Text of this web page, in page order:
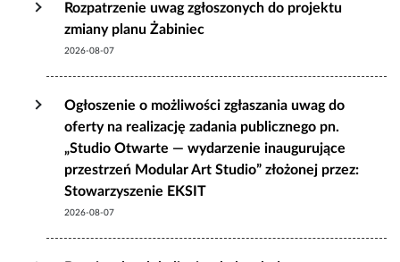
Rozpatrzenie uwag zgłoszonych do projektu
zmiany planu Żabiniec
2026-08-07
Ogłoszenie o możliwości zgłaszania uwag do
oferty na realizację zadania publicznego pn.
„Studio Otwarte — wydarzenie inaugurujące
przestrzeń Modular Art Studio” złożonej przez:
Stowarzyszenie EKSIT
2026-08-07